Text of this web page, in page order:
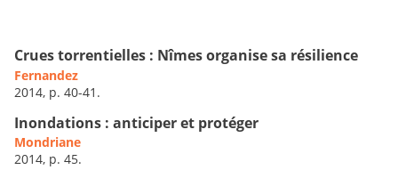
Crues torrentielles : Nîmes organise sa résilience
Fernandez
2014, p. 40-41.
Inondations : anticiper et protéger
Mondriane
2014, p. 45.